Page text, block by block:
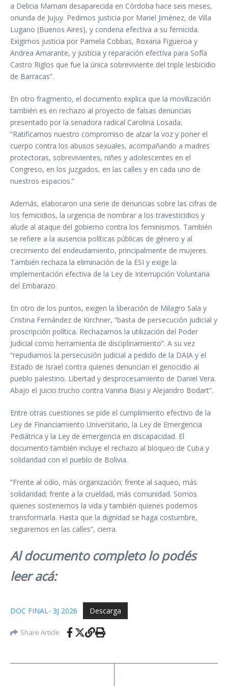
a Delicia Mamani desaparecida en Córdoba hace seis meses,
oriunda de Jujuy. Pedimos justicia por Mariel Jiménez, de Villa
Lugano (Buenos Aires), y condena efectiva a su femicida.
Exigimos justicia por Pamela Cobbas, Roxana Figueroa y
Andrea Amarante, y justicia y reparación efectiva para Sofía
Castro Riglos que fue la única sobreviviente del triple lesbicidio
de Barracas”.
En otro fragmento, el documento explica que la movilización
también es en rechazo al proyecto de falsas denuncias
presentado por la senadora radical Carolina Losada.
“Ratificamos nuestro compromiso de alzar la voz y poner el
cuerpo contra los abusos sexuales, acompañando a madres
protectoras, sobrevivientes, niñes y adolescentes en el
Congreso, en los juzgados, en las calles y en cada uno de
nuestros espacios.”
Además, elaboraron una serie de denuncias sobre las cifras de
los femicidios, la urgencia de nombrar a los travesticidios y
alude al ataque del gobierno contra los feminismos. También
se refiere a la ausencia políticas públicas de género y al
crecimiento del endeudamiento, principalmente de mujeres.
También rechaza la eliminación de la ESI y exige la
implementación efectiva de la Ley de Interrupción Voluntaria
del Embarazo.
En otro de los puntos, exigen la liberación de Milagro Sala y
Cristina Fernández de Kirchner, “basta de persecución judicial y
proscripción política. Rechazamos la utilización del Poder
Judicial como herramienta de disciplinamiento”. A su vez
“repudiamos la persecusión judicial a pedido de la DAIA y el
Estado de Israel contra quienes denuncian el genocidio al
pueblo palestino. Libertad y desprocesamiento de Daniel Vera.
Abajo el juicio trucho contra Vanina Biasi y Alejandro Bodart”.
Entre otras cuestiones se pide el cumplimiento efectivo de la
Ley de Financiamiento Universitario, la Ley de Emergencia
Pediátrica y la Ley de emergencia en discapacidad. El
documento también incluye el rechazo al bloqueo de Cuba y
solidaridad con el pueblo de Bolivia.
“Frente al odio, más organización; frente al saqueo, más
solidaridad; frente a la crueldad, más comunidad. Somos
quienes sostenemos la vida y también quienes podemos
transformarla. Hasta que la dignidad se haga costumbre,
seguiremos en las calles”, cierra.
Al documento completo lo podés
leer acá:
DOC FINAL- 3J 2026 Descarga
Share Article